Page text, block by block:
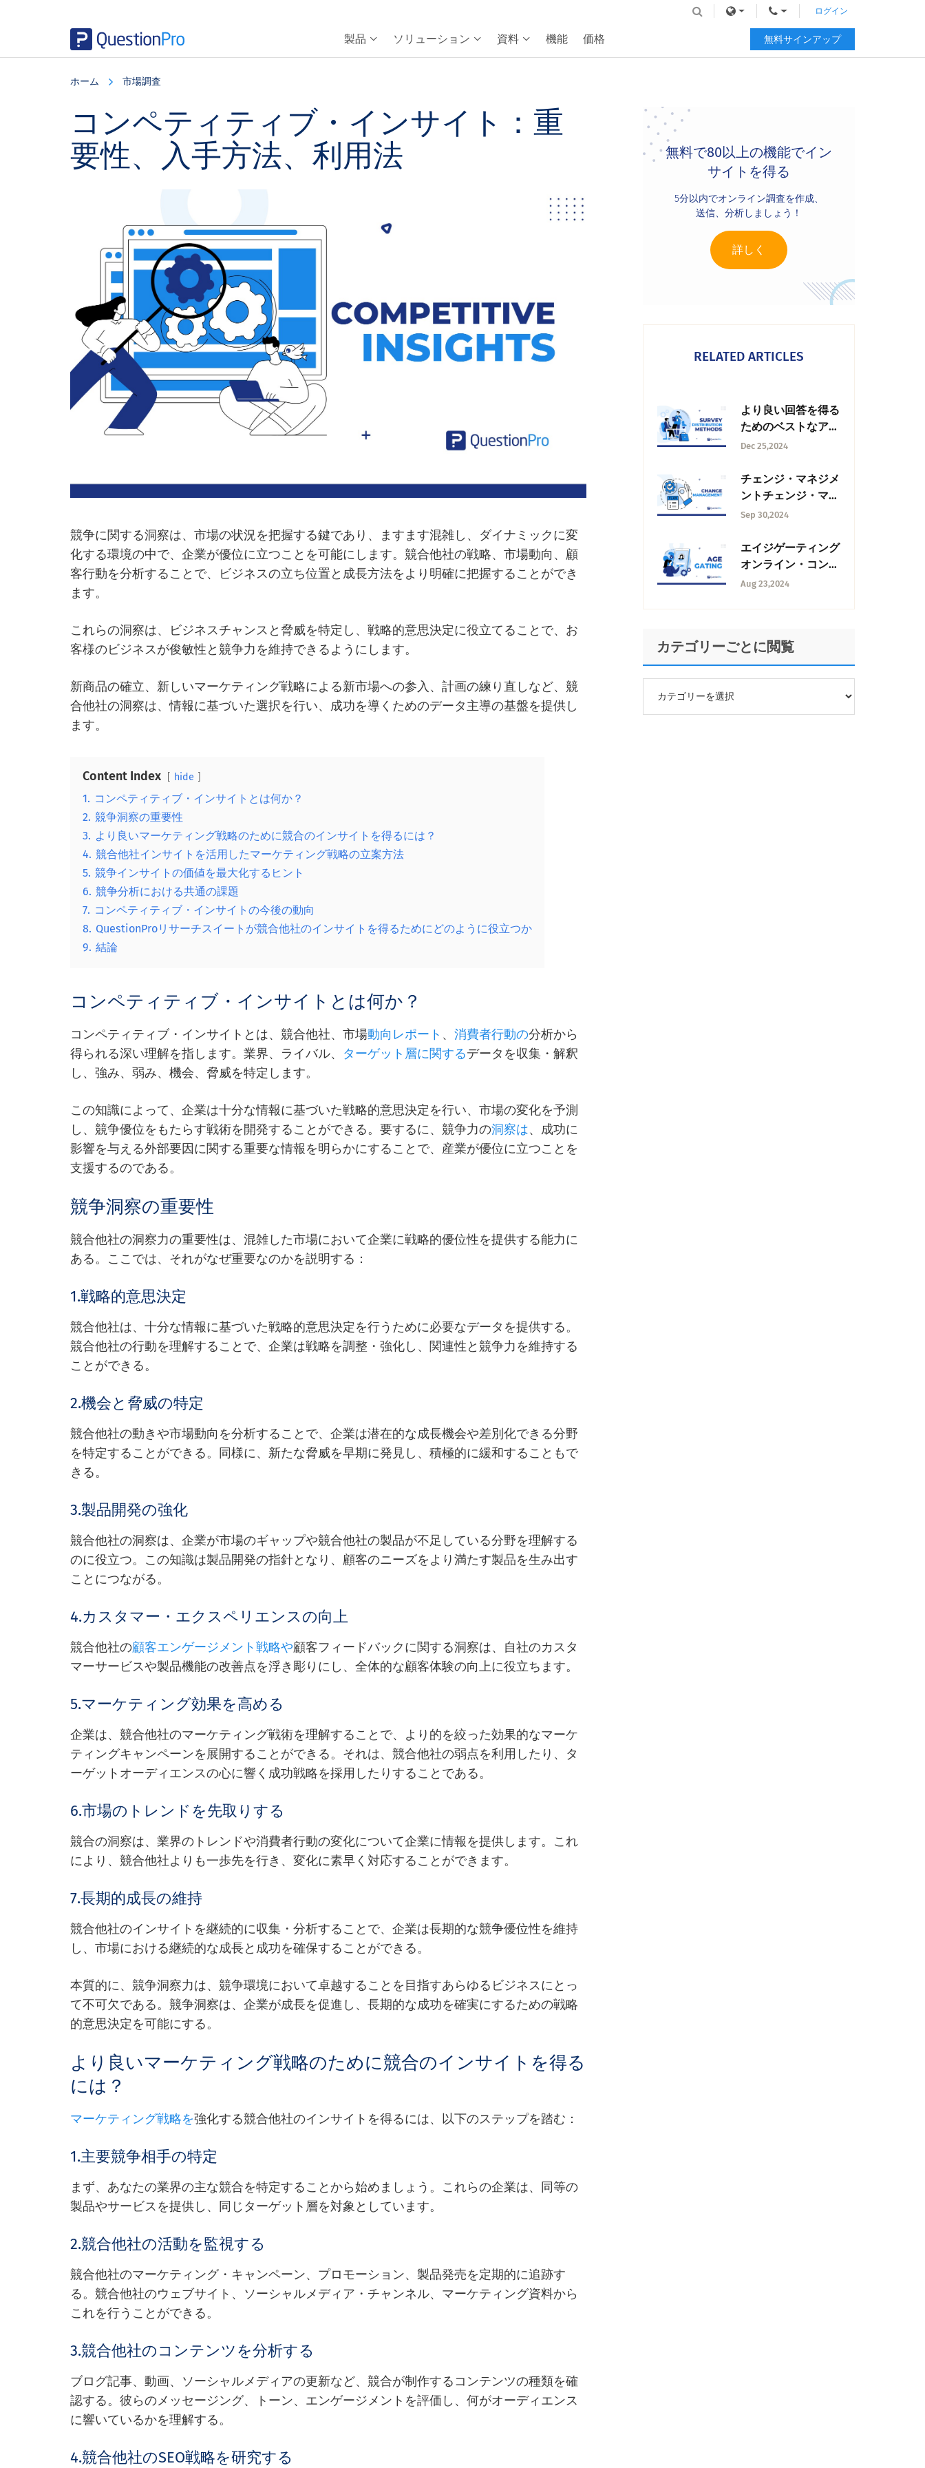
製品 ソリューション 資料 機能 価格
ログイン
無料サインアップ
ホーム 市場調査
コンペティティブ・インサイト：重
要性、入手方法、利用法
競争に関する洞察は、市場の状況を把握する鍵であり、ますます混雑し、ダイナミックに変
化する環境の中で、企業が優位に立つことを可能にします。競合他社の戦略、市場動向、顧
客行動を分析することで、ビジネスの立ち位置と成長方法をより明確に把握することができ
ます。
これらの洞察は、ビジネスチャンスと脅威を特定し、戦略的意思決定に役立てることで、お
客様のビジネスが俊敏性と競争力を維持できるようにします。
新商品の確立、新しいマーケティング戦略による新市場への参入、計画の練り直しなど、競
合他社の洞察は、情報に基づいた選択を行い、成功を導くためのデータ主導の基盤を提供し
ます。
Content Index hide
1. コンペティティブ・インサイトとは何か？
2. 競争洞察の重要性
3. より良いマーケティング戦略のために競合のインサイトを得るには？
4. 競合他社インサイトを活用したマーケティング戦略の立案方法
5. 競争インサイトの価値を最大化するヒント
6. 競争分析における共通の課題
7. コンペティティブ・インサイトの今後の動向
8. QuestionProリサーチスイートが競合他社のインサイトを得るためにどのように役立つか
9. 結論
コンペティティブ・インサイトとは何か？
コンペティティブ・インサイトとは、競合他社、市場動向レポート 、 消費者行動の分析から
得られる深い理解を指します。業界、ライバル、 ターゲット層に関するデータを収集・解釈
し、強み、弱み、機会、脅威を特定します。
この知識によって、企業は十分な情報に基づいた戦略的意思決定を行い、市場の変化を予測
し、競争優位をもたらす戦術を開発することができる。要するに、競争力の洞察は、成功に
影響を与える外部要因に関する重要な情報を明らかにすることで、産業が優位に立つことを
支援するのである。
競争洞察の重要性
競合他社の洞察力の重要性は、混雑した市場において企業に戦略的優位性を提供する能力に
ある。ここでは、それがなぜ重要なのかを説明する：
1.戦略的意思決定
競合他社は、十分な情報に基づいた戦略的意思決定を行うために必要なデータを提供する。
競合他社の行動を理解することで、企業は戦略を調整・強化し、関連性と競争力を維持する
ことができる。
2.機会と脅威の特定
競合他社の動きや市場動向を分析することで、企業は潜在的な成長機会や差別化できる分野
を特定することができる。同様に、新たな脅威を早期に発見し、積極的に緩和することもで
きる。
3.製品開発の強化
競合他社の洞察は、企業が市場のギャップや競合他社の製品が不足している分野を理解する
のに役立つ。この知識は製品開発の指針となり、顧客のニーズをより満たす製品を生み出す
ことにつながる。
4.カスタマー・エクスペリエンスの向上
競合他社の顧客エンゲージメント戦略や顧客フィードバックに関する洞察は、自社のカスタ
マーサービスや製品機能の改善点を浮き彫りにし、全体的な顧客体験の向上に役立ちます。
5.マーケティング効果を高める
企業は、競合他社のマーケティング戦術を理解することで、より的を絞った効果的なマーケ
ティングキャンペーンを展開することができる。それは、競合他社の弱点を利用したり、タ
ーゲットオーディエンスの心に響く成功戦略を採用したりすることである。
6.市場のトレンドを先取りする
競合の洞察は、業界のトレンドや消費者行動の変化について企業に情報を提供します。これ
により、競合他社よりも一歩先を行き、変化に素早く対応することができます。
7.長期的成長の維持
競合他社のインサイトを継続的に収集・分析することで、企業は長期的な競争優位性を維持
し、市場における継続的な成長と成功を確保することができる。
本質的に、競争洞察力は、競争環境において卓越することを目指すあらゆるビジネスにとっ
て不可欠である。競争洞察は、企業が成長を促進し、長期的な成功を確実にするための戦略
的意思決定を可能にする。
より良いマーケティング戦略のために競合のインサイトを得る
には？
マーケティング戦略を強化する競合他社のインサイトを得るには、以下のステップを踏む：
1.主要競争相手の特定
まず、あなたの業界の主な競合を特定することから始めましょう。これらの企業は、同等の
製品やサービスを提供し、同じターゲット層を対象としています。
2.競合他社の活動を監視する
競合他社のマーケティング・キャンペーン、プロモーション、製品発売を定期的に追跡す
る。競合他社のウェブサイト、ソーシャルメディア・チャンネル、マーケティング資料から
これを行うことができる。
3.競合他社のコンテンツを分析する
ブログ記事、動画、ソーシャルメディアの更新など、競合が制作するコンテンツの種類を確
認する。彼らのメッセージング、トーン、エンゲージメントを評価し、何がオーディエンス
に響いているかを理解する。
4.競合他社のSEO戦略を研究する
Primary
Sidebar
無料で80以上の機能でイン
サイトを得る
5分以内でオンライン調査を作成、
送信、分析しましょう！
詳しく
RELATED ARTICLES
より良い回答を得る
ためのベストなアン
ケート配信方法10選
Dec 25,2024
チェンジ・マネジメ
ントチェンジ・マネ
ジメントとは何か？
Sep 30,2024
エイジゲーティング
オンライン・コンテ
ンツ・コントロール
Aug 23,2024
カテゴリーごとに閲覧
ゴ